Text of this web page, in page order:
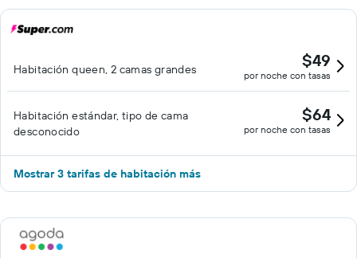
Habitación queen, 2 camas grandes $49
por noche con tasas
Habitación estándar, tipo de cama
desconocido
$64
por noche con tasas
Mostrar 3 tarifas de habitación más